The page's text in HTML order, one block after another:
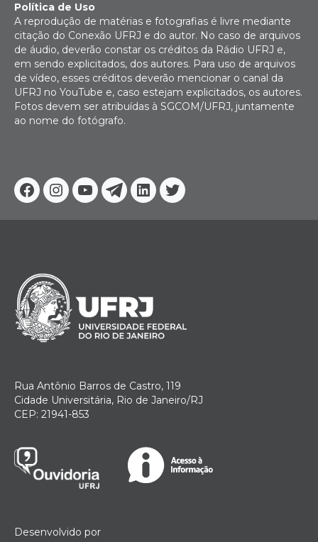
Facebook
Instagram
YoutubeTelegram
Linkedin
Twitter
Política de Uso
A reprodução de matérias e fotografias é livre mediante
citação do Conexão UFRJ e do autor. No caso de arquivos
de áudio, deverão constar os créditos da Rádio UFRJ e,
em sendo explicitados, dos autores. Para uso de arquivos
de vídeo, esses créditos deverão mencionar o canal da
UFRJ no YouTube e, caso estejam explicitados, os autores.
Fotos devem ser atribuídas à SGCOM/UFRJ, juntamente
ao nome do fotógrafo.
Rua Antônio Barros de Castro, 119
Cidade Universitária, Rio de Janeiro/RJ
CEP: 21941-853
Desenvolvido por